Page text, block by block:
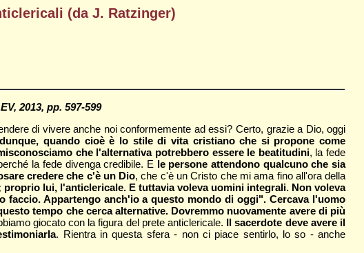
(da J. Ratzinger)
2013, pp. 597-599
di vivere anche noi conformemente ad essi? Certo, grazie a Dio, oggi
quando cioè è lo stile di vita cristiano che si propone come
che l'alternativa potrebbero essere le beatitudini, la fede
la fede divenga credibile. E le persone attendono qualcuno che sia
credere che c'è un Dio, che c'è un Cristo che mi ama fino all'ora della
lui, l'anticlericale. E tuttavia voleva uomini integrali. Non voleva
Appartengo anch'io a questo mondo di oggi". Cercava l'uomo
tempo che cerca alternative. Dovremmo nuovamente avere di più
giocato con la figura del prete anticlericale. Il sacerdote deve avere il
. Rientra in questa sfera - non ci piace sentirlo, lo so - anche